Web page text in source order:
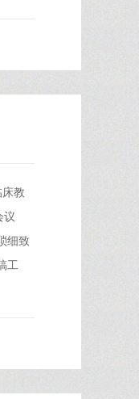
教
议
细致
工